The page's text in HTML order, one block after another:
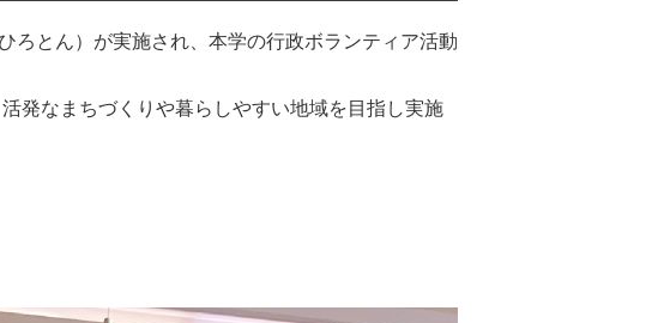
ろとん）が実施され、本学の行政ボランティア活動
発なまちづくりや暮らしやすい地域を目指し実施